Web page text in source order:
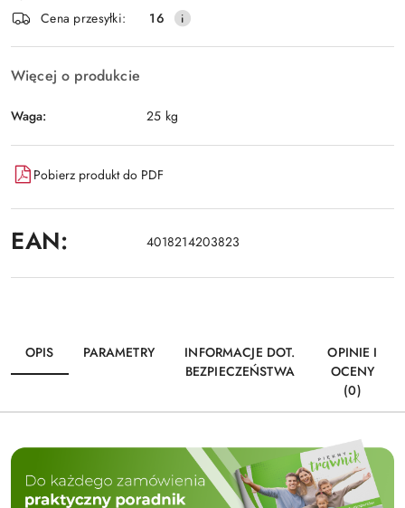
Wyślij
dostawa
Cena przesyłki:
16
Więcej o produkcie
Waga: 25 kg
Pobierz produkt do PDF
EAN: 4018214203823
OPIS PARAMETRY
INFORMACJE DOT.
BEZPIECZEŃSTWA
OPINIE I
OCENY
(0)